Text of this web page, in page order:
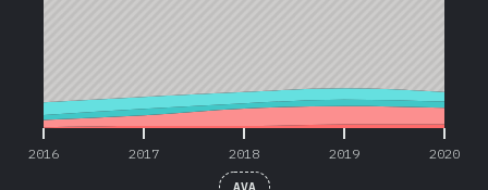
2016 2017 2018 2019 2020
AVA